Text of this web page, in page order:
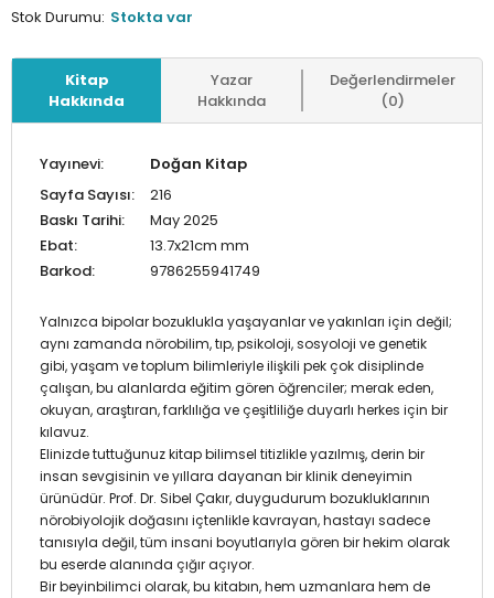
Stok Durumu: Stokta var
Kitap
Hakkında
Yazar
Hakkında
Değerlendirmeler
(0)
Yayınevi:
Doğan Kitap
Sayfa Sayısı:
216
Baskı Tarihi:
May 2025
Ebat:
13.7x21cm mm
Barkod:
9786255941749
Yalnızca bipolar bozuklukla yaşayanlar ve yakınları için değil;
aynı zamanda nörobilim, tıp, psikoloji, sosyoloji ve genetik
gibi, yaşam ve toplum bilimleriyle ilişkili pek çok disiplinde
çalışan, bu alanlarda eğitim gören öğrenciler; merak eden,
okuyan, araştıran, farklılığa ve çeşitliliğe duyarlı herkes için bir
kılavuz.
Elinizde tuttuğunuz kitap bilimsel titizlikle yazılmış, derin bir
insan sevgisinin ve yıllara dayanan bir klinik deneyimin
ürünüdür. Prof. Dr. Sibel Çakır, duygudurum bozukluklarının
nörobiyolojik doğasını içtenlikle kavrayan, hastayı sadece
tanısıyla değil, tüm insani boyutlarıyla gören bir hekim olarak
bu eserde alanında çığır açıyor.
Bir beyinbilimci olarak, bu kitabın, hem uzmanlara hem de